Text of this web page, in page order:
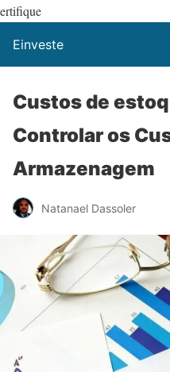
ertifique
Einveste
Custos de
Controlar os
Armazenagem
Natanael Dassoler